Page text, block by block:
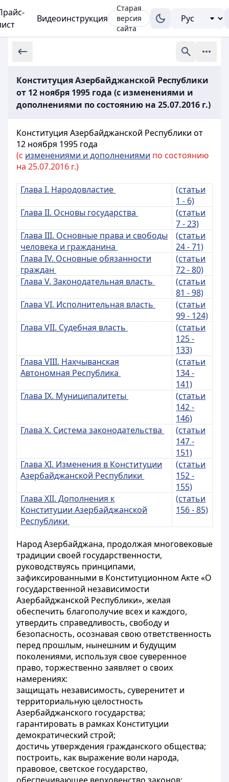
Видеоинструкция
Старая
версия
сайта
Конституция Азербайджанской Республики
от 12 ноября 1995 года (с изменениями и
дополнениями по состоянию на 25.07.2016 г.)
Конституция Азербайджанской Республики от
12 ноября 1995 года
(с изменениями и дополнениями по состоянию
на 25.07.2016 г.)
Глава I. Народовластие
(статьи
1 - 6)
Глава II. Основы государства
(статьи
7 - 23)
Глава III. Основные права и свободы
человека и гражданина
(статьи
24 - 71)
Глава IV. Основные обязанности
граждан
(статьи
72 - 80)
Глава V. Законодательная власть
(статьи
81 - 98)
Глава VI. Исполнительная власть
(статьи
99 - 124)
Глава VII. Судебная власть
(статьи
125 -
133)
Глава VIII. Нахчыванская
Автономная Республика
(статьи
134 -
141)
Глава IX. Муниципалитеты
(статьи
142 -
146)
Глава X. Система законодательства
(статьи
147 -
151)
Глава XI. Изменения в Конституции
Азербайджанской Республики
(статьи
152 -
155)
Глава XII. Дополнения к
Конституции Азербайджанской
Республики
(статьи
156 - 85)
Народ Азербайджана, продолжая многовековые
традиции своей государственности,
руководствуясь принципами,
зафиксированными в Конституционном Акте «О
государственной независимости
Азербайджанской Республики», желая
обеспечить благополучие всех и каждого,
утвердить справедливость, свободу и
безопасность, осознавая свою ответственность
перед прошлым, нынешним и будущим
поколениями, используя свое суверенное
право, торжественно заявляет о своих
намерениях:
защищать независимость, суверенитет и
территориальную целостность
Азербайджанского государства;
гарантировать в рамках Конституции
демократический строй;
достичь утверждения гражданского общества;
построить, как выражение воли народа,
правовое, светское государство,